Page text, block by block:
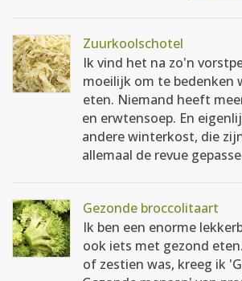
Zuurkoolschotel
Ik vind het na zo'n
moeilijk om te bedenken
eten. Niemand heeft
en erwtensoep. En
andere winterkost, die
allemaal de revue
Gezonde broccolitaart
Ik ben een enorme
ook iets met gezond
of zestien was, kreeg ik